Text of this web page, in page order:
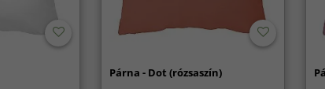
Párna - Dot (rózsaszín)